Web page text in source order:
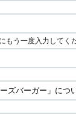
もう一度入力してく